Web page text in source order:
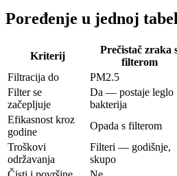
Poređenje u jednoj
Kriterij
Prečistač zraka
filterom
Filtracija do
PM2.5
Filter se
začepljuje
Da — postaje leglo
bakterija
Efikasnost kroz
godine
Opada s filterom
Troškovi
održavanja
Filteri — godišnje,
skupo